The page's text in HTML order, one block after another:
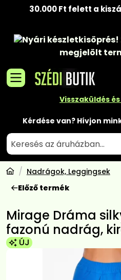
30.000 Ft felett a
Nyári készletkisöprés!
megjelölt
Visszaküldés
Kérdése van? Hívjon
Nadrágok, Leggingsek
Előző termék
Mirage Dráma
fazonú nadrág,
ÚJ